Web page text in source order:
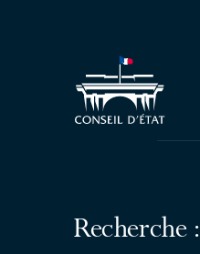
Recherche :